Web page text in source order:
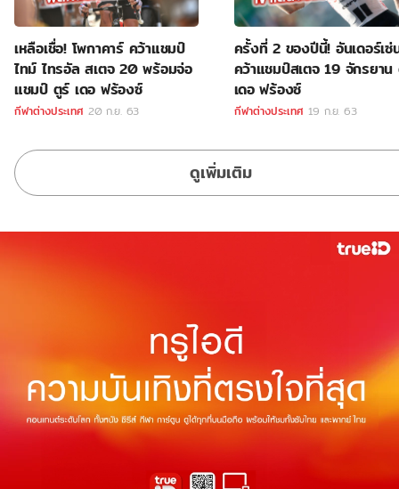
เหลือเชื่อ! โพกาคาร์ คว้าแชมป์
ไทม์ ไทรอัล สเตจ 20 พร้อมจ่อ
แชมป์ ตูร์ เดอ ฟร้องซ์
กีฬาต่างประเทศ 20 ก.ย. 63
ครั้งที่ 2 ของปีนี้! อันเดอร์เซ่
คว้าแชมป์สเตจ 19 จักรยาน
เดอ ฟร้องซ์
กีฬาต่างประเทศ 19 ก.ย. 63
ดูเพิ่มเติม